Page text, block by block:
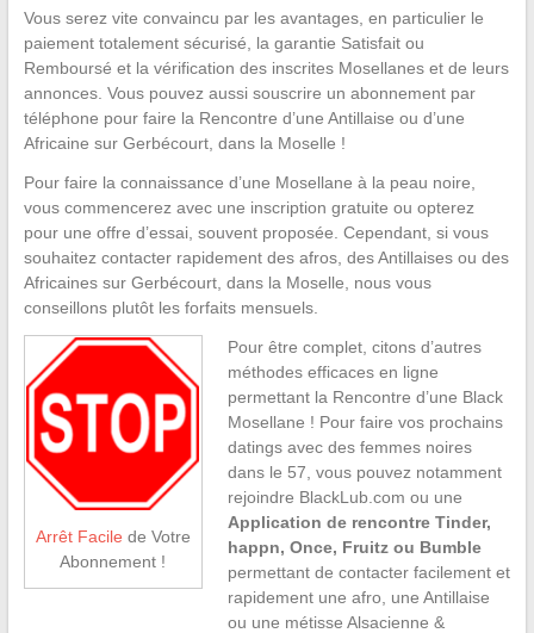
Vous serez vite convaincu par les avantages, en particulier le
paiement totalement sécurisé, la garantie Satisfait ou
Remboursé et la vérification des inscrites Mosellanes et de leurs
annonces. Vous pouvez aussi souscrire un abonnement par
téléphone pour faire la Rencontre d’une Antillaise ou d’une
Africaine sur Gerbécourt, dans la Moselle !
Pour faire la connaissance d’une Mosellane à la peau noire,
vous commencerez avec une inscription gratuite ou opterez
pour une offre d’essai, souvent proposée. Cependant, si vous
souhaitez contacter rapidement des afros, des Antillaises ou des
Africaines sur Gerbécourt, dans la Moselle, nous vous
conseillons plutôt les forfaits mensuels.
Arrêt Facile de Votre
Abonnement !
Pour être complet, citons d’autres
méthodes efficaces en ligne
permettant la Rencontre d’une Black
Mosellane ! Pour faire vos prochains
datings avec des femmes noires
dans le 57, vous pouvez notamment
rejoindre BlackLub.com ou une
Application de rencontre Tinder,
happn, Once, Fruitz ou Bumble
permettant de contacter facilement et
rapidement une afro, une Antillaise
ou une métisse Alsacienne &